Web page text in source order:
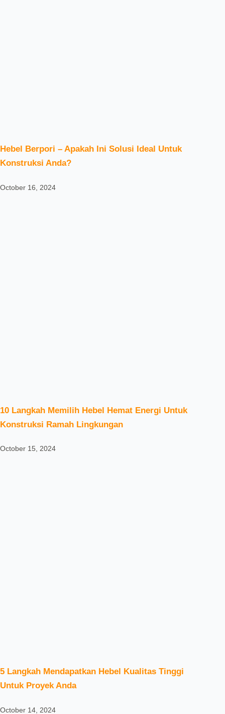
Hebel Berpori – Apakah Ini Solusi Ideal Untuk
Konstruksi Anda?
October 16, 2024
10 Langkah Memilih Hebel Hemat Energi Untuk
Konstruksi Ramah Lingkungan
October 15, 2024
5 Langkah Mendapatkan Hebel Kualitas Tinggi
Untuk Proyek Anda
October 14, 2024